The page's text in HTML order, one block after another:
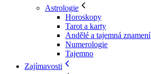
Astrologie
Horoskopy
Tarot a karty
Andělé a tajemná znamení
Numerologie
Tajemno
Zajímavosti